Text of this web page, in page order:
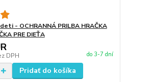
- OCHRANNÁ PRILBA HRAČKA
PRE DIEŤA
DPH do 3-7 dní
Pridať do košíka